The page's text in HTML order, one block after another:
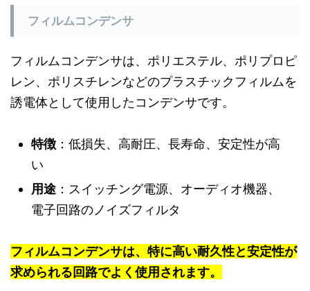
フィルムコンデンサ
フィルムコンデンサは、ポリエステル、ポリプロピ
レン、ポリスチレンなどのプラスチックフィルムを
誘電体として使用したコンデンサです。
特徴 ：低損失、高耐圧、長寿命、安定性が高
い
用途 ：スイッチング電源、オーディオ機器、
電子回路のノイズフィルタ
フィルムコンデンサは、特に高い耐久性と安定性が
求められる回路でよく使用されます。